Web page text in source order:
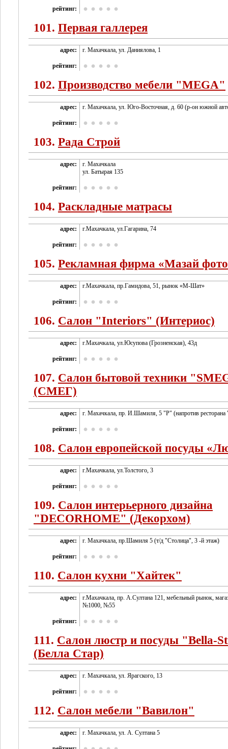
рейтинг:
101. Первая галлерея
адрес: г. Махачкала, ул. Даниялова, 1
рейтинг:
102. Производство мебели "MEGA"
адрес: г. Махачкала, ул. Юго-Восточная, д. 60 (р-он южной
рейтинг:
103. Рада Строй
адрес:
г. Махачкала
ул. Батырая 135
рейтинг:
104. Раскладные матрасы
адрес: г.Махачкала, ул.Гагарина, 74
рейтинг:
105. Рекламная фирма «Мазай
адрес: г.Махачкала, пр.Гамидова, 51, рынок «М-Шат»
рейтинг:
106. Салон "Interiors" (Интериос)
адрес: г.Махачкала, ул.Юсупова (Грозненская), 43д
рейтинг:
107. Салон бытовой техники
(СМЕГ)
адрес: г. Махачкала, пр. И.Шамиля, 5 "Р" (напротив
рейтинг:
108. Салон европейской посуды
адрес: г.Махачкала, ул.Толстого, 3
рейтинг:
109. Салон интерьерного дизайна
"DECORHOME" (Декорхом)
адрес: г. Махачкала, пр.Шамиля 5 (т/д "Столица", 3 -й этаж)
рейтинг:
110. Салон кухни "Хайтек"
адрес:
г.Махачкала, пр. А.Султана 121, мебельный рынок,
№1000, №55
рейтинг:
111. Салон люстр и посуды "Bella-
(Белла Стар)
адрес: г. Махачкала, ул. Ярагского, 13
рейтинг:
112. Салон мебели "Вавилон"
адрес: г. Махачкала, ул. А. Султана 5